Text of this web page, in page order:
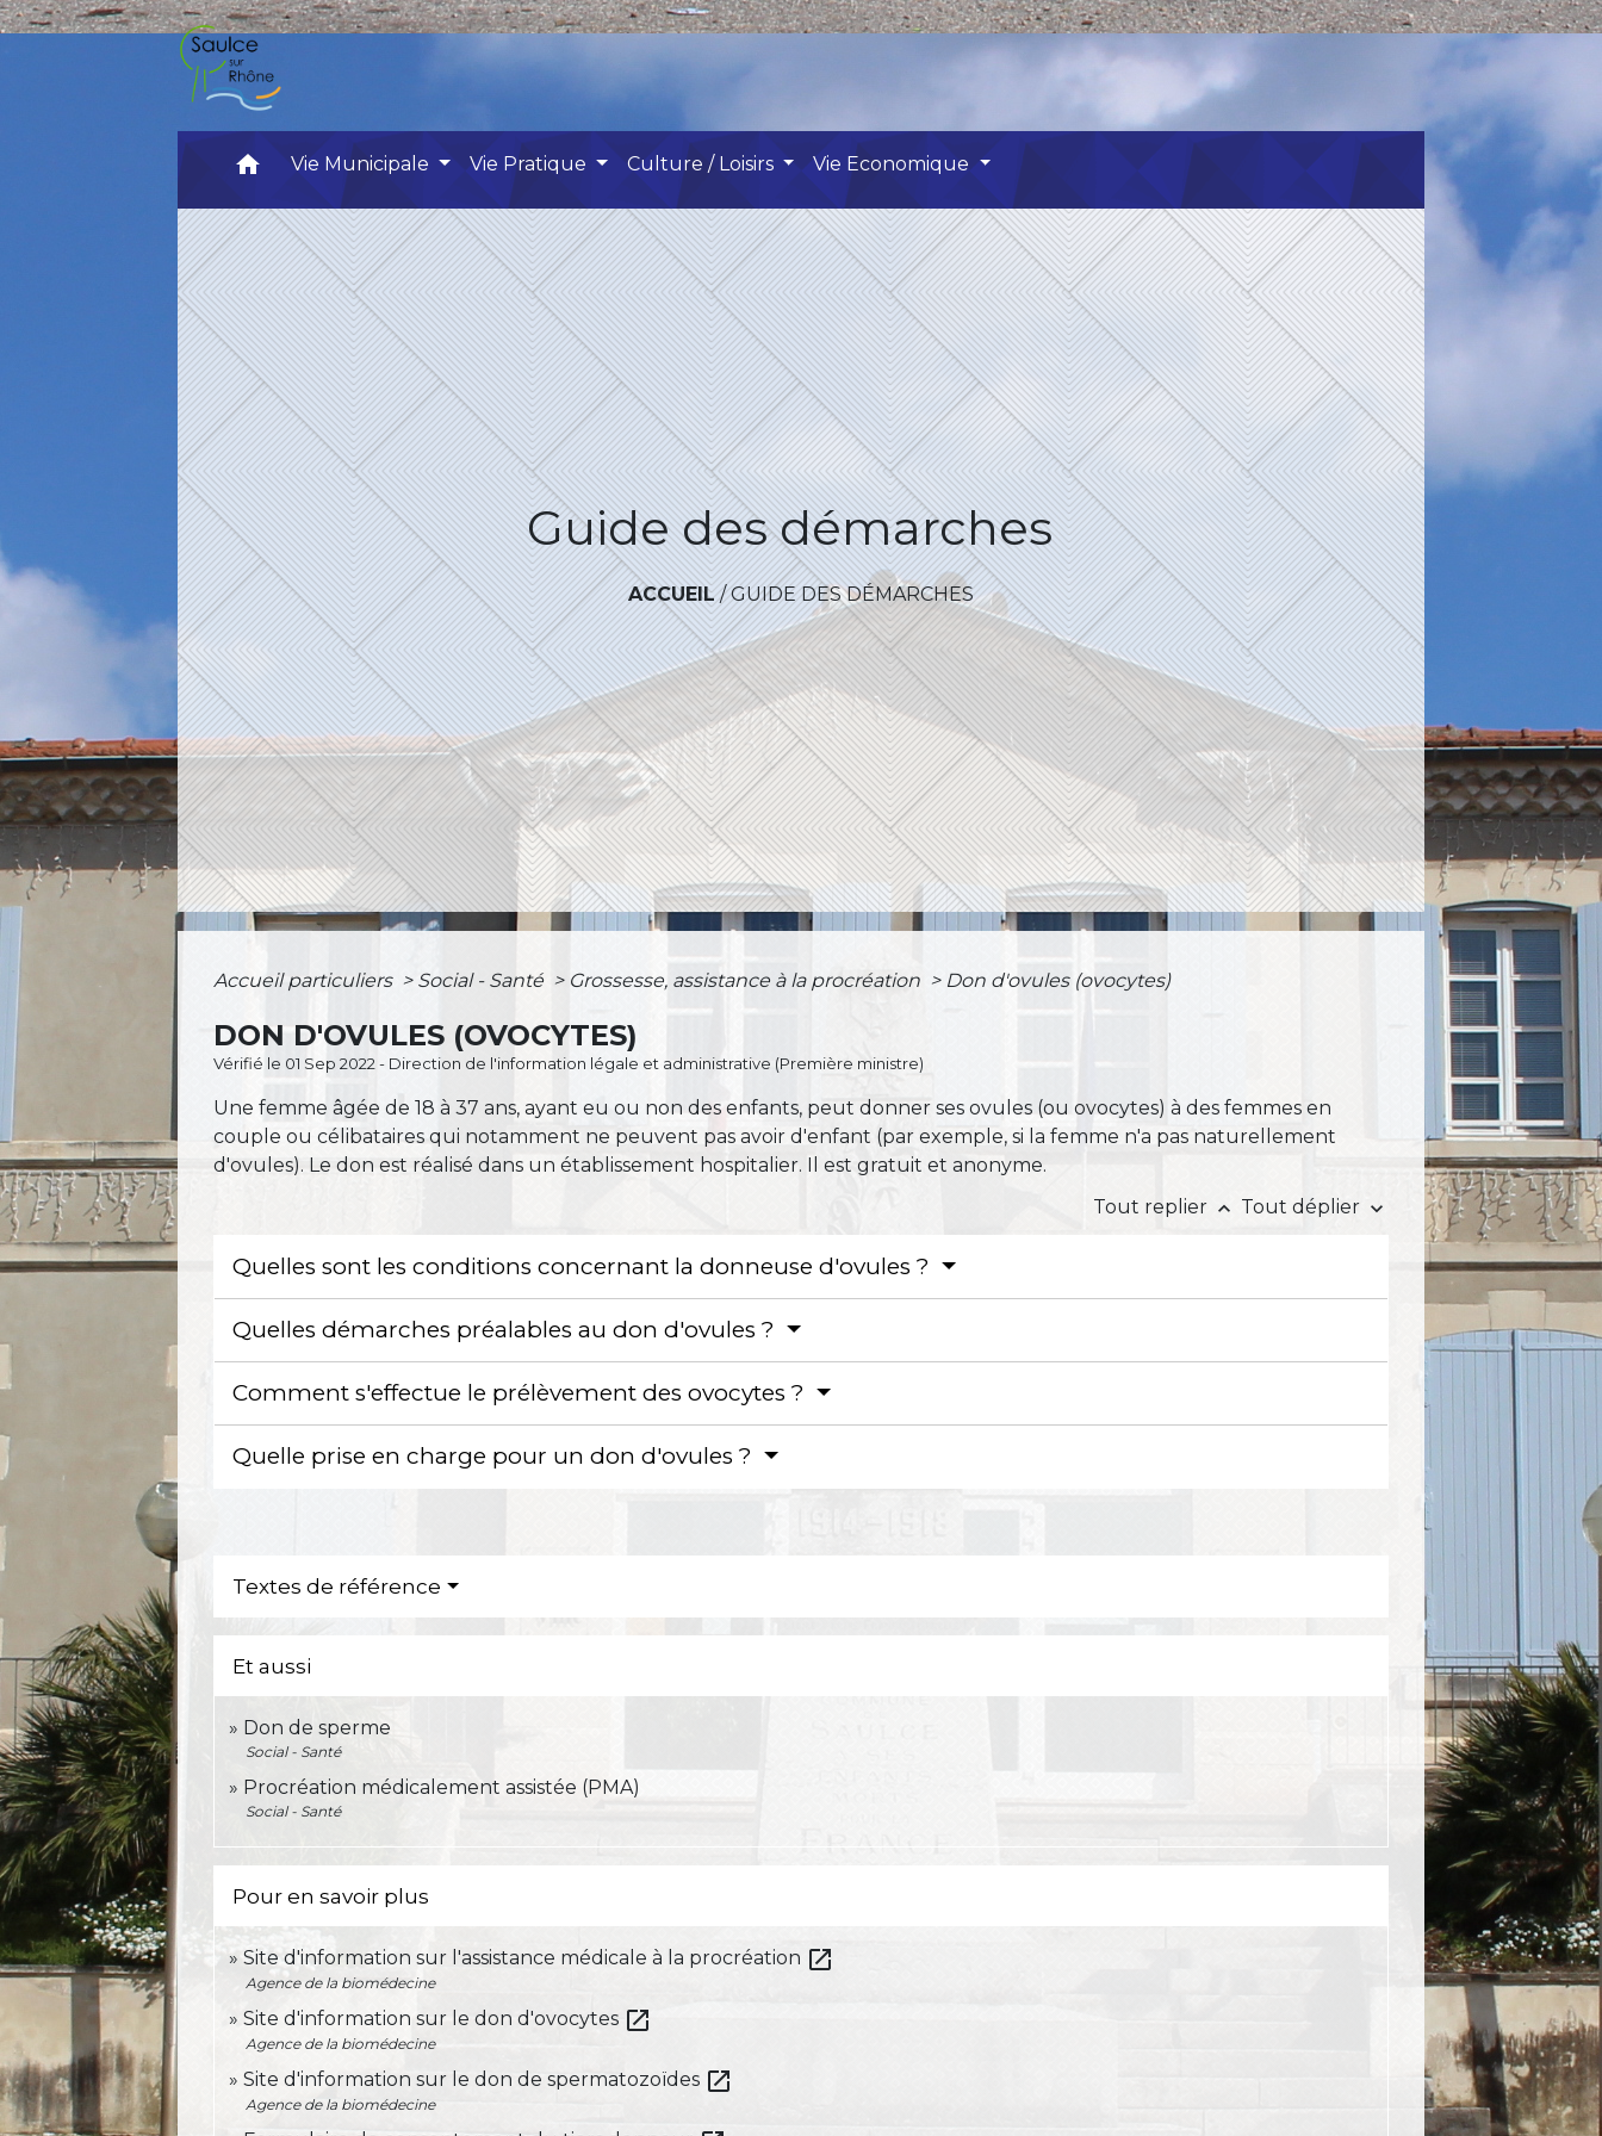
home Vie Municipale Vie Pratique Culture / Loisirs Vie Economique
Guide des démarches
ACCUEIL/GUIDE DES DÉMARCHES
Accueil particuliers > Social - Santé > Grossesse, assistance à la procréation > Don d'ovules (ovocytes)
DON D'OVULES (OVOCYTES)
Vérifié le 01 Sep 2022 - Direction de l'information légale et administrative (Première ministre)
Une femme âgée de 18 à 37 ans, ayant eu ou non des enfants, peut donner ses ovules (ou ovocytes) à des femmes en
couple ou célibataires qui notamment ne peuvent pas avoir d'enfant (par exemple, si la femme n'a pas naturellement
d'ovules). Le don est réalisé dans un établissement hospitalier. Il est gratuit et anonyme.
Tout replier keyboard_arrow_up Tout déplier keyboard_arrow_down
Quelles sont les conditions concernant la donneuse d'ovules ?
Quelles démarches préalables au don d'ovules ?
Comment s'effectue le prélèvement des ovocytes ?
Quelle prise en charge pour un don d'ovules ?
Textes de référence
Et aussi
Don de sperme
Social - Santé
Procréation médicalement assistée (PMA)
Social - Santé
Pour en savoir plus
Site d'information sur l'assistance médicale à la procréation open_in_new
Agence de la biomédecine
Site d'information sur le don d'ovocytes open_in_new
Agence de la biomédecine
Site d'information sur le don de spermatozoïdes open_in_new
Agence de la biomédecine